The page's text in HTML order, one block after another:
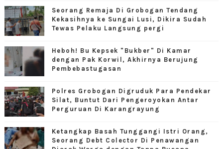
Seorang Remaja Di Grobogan Tendang
Kekasihnya ke Sungai Lusi, Dikira Sudah
Tewas Pelaku Langsung pergi
Heboh! Bu Kepsek "Bukber" Di Kamar
dengan Pak Korwil, Akhirnya Berujung
Pembebastugasan
Polres Grobogan Digruduk Para Pendekar
Silat, Buntut Dari Pengeroyokan Antar
Perguruan Di Karangrayung
Ketangkap Basah Tunggangi Istri Orang,
Seorang Debt Colector Di Penawangan